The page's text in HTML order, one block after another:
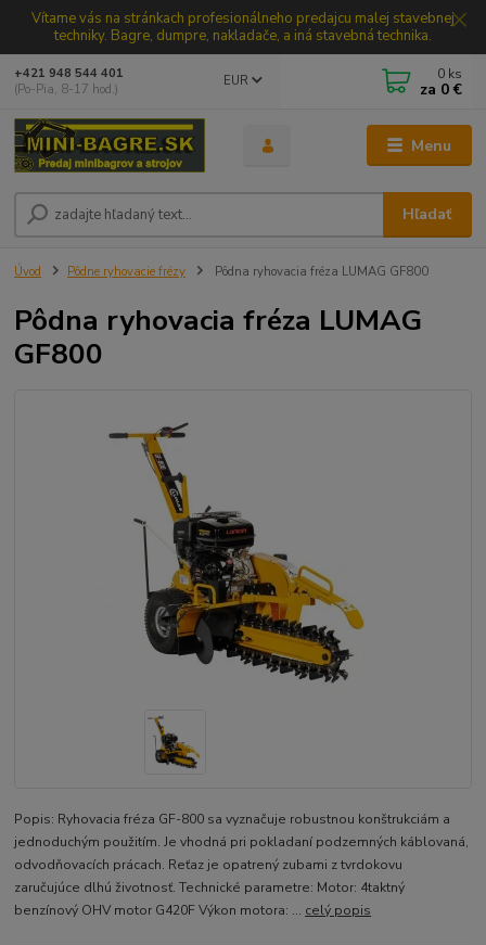
Vítame vás na stránkach profesionálneho predajcu malej stavebnej
techniky. Bagre, dumpre, nakladače, a iná stavebná technika.
Menu
EUR
Hľadať
+421 948 544 401
(Po-Pia, 8-17 hod.)
0 ks
za 0 €
Úvod Pôdne ryhovacie frézy Pôdna ryhovacia fréza LUMAG GF800
Pôdna ryhovacia fréza LUMAG
GF800
Popis: Ryhovacia fréza GF-800 sa vyznačuje robustnou konštrukciám a
jednoduchým použitím. Je vhodná pri pokladaní podzemných káblovaná,
odvodňovacích prácach. Reťaz je opatrený zubami z tvrdokovu
zaručujúce dlhú životnosť. Technické parametre: Motor: 4taktný
benzínový OHV motor G420F Výkon motora: ... celý popis